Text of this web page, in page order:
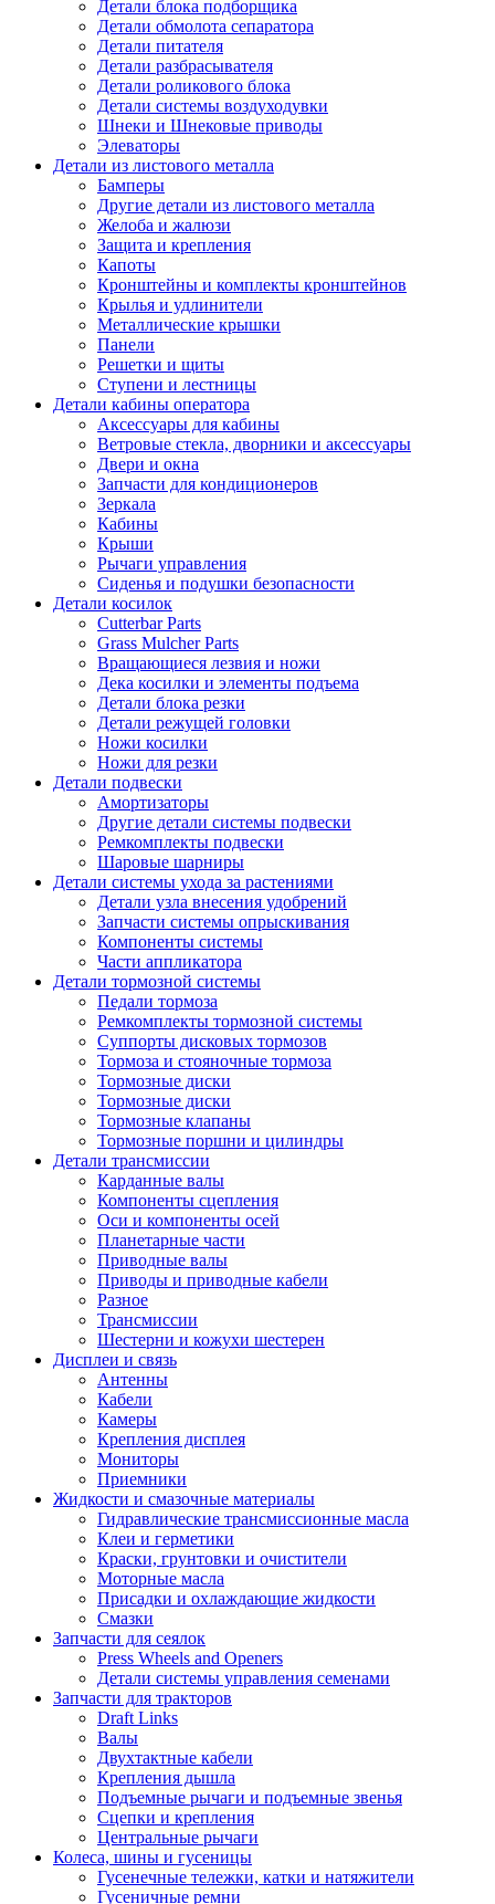
Детали блока подборщика
Детали обмолота сепаратора
Детали питателя
Детали разбрасывателя
Детали роликового блока
Детали системы воздуходувки
Шнеки и Шнековые приводы
Элеваторы
Детали из листового металла
Бамперы
Другие детали из листового металла
Желоба и жалюзи
Защита и крепления
Капоты
Кронштейны и комплекты кронштейнов
Крылья и удлинители
Металлические крышки
Панели
Решетки и щиты
Ступени и лестницы
Детали кабины оператора
Аксессуары для кабины
Ветровые стекла, дворники и аксессуары
Двери и окна
Запчасти для кондиционеров
Зеркала
Кабины
Крыши
Рычаги управления
Сиденья и подушки безопасности
Детали косилок
Cutterbar Parts
Grass Mulcher Parts
Вращающиеся лезвия и ножи
Дека косилки и элементы подъема
Детали блока резки
Детали режущей головки
Ножи косилки
Ножи для резки
Детали подвески
Амортизаторы
Другие детали системы подвески
Ремкомплекты подвески
Шаровые шарниры
Детали системы ухода за растениями
Детали узла внесения удобрений
Запчасти системы опрыскивания
Компоненты системы
Части аппликатора
Детали тормозной системы
Педали тормоза
Ремкомплекты тормозной системы
Суппорты дисковых тормозов
Тормоза и стояночные тормоза
Тормозные диски
Тормозные диски
Тормозные клапаны
Тормозные поршни и цилиндры
Детали трансмиссии
Карданные валы
Компоненты сцепления
Оси и компоненты осей
Планетарные части
Приводные валы
Приводы и приводные кабели
Разное
Трансмиссии
Шестерни и кожухи шестерен
Дисплеи и связь
Антенны
Кабели
Камеры
Крепления дисплея
Мониторы
Приемники
Жидкости и смазочные материалы
Гидравлические трансмиссионные масла
Клеи и герметики
Краски, грунтовки и очистители
Моторные масла
Присадки и охлаждающие жидкости
Смазки
Запчасти для сеялок
Press Wheels and Openers
Детали системы управления семенами
Запчасти для тракторов
Draft Links
Валы
Двухтактные кабели
Крепления дышла
Подъемные рычаги и подъемные звенья
Сцепки и крепления
Центральные рычаги
Колеса, шины и гусеницы
Гусенечные тележки, катки и натяжители
Гусеничные ремни